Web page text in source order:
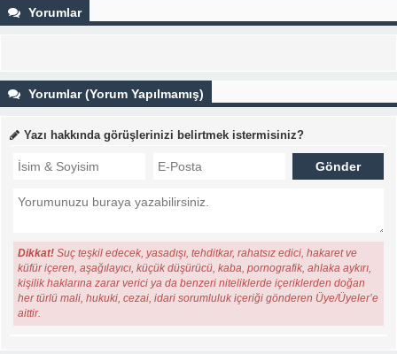
Yorumlar
Yorumlar (Yorum Yapılmamış)
Yazı hakkında görüşlerinizi belirtmek istermisiniz?
Dikkat! Suç teşkil edecek, yasadışı, tehditkar, rahatsız edici, hakaret ve
küfür içeren, aşağılayıcı, küçük düşürücü, kaba, pornografik, ahlaka aykırı,
kişilik haklarına zarar verici ya da benzeri niteliklerde içeriklerden doğan
her türlü mali, hukuki, cezai, idari sorumluluk içeriği gönderen Üye/Üyeler’e
aittir.